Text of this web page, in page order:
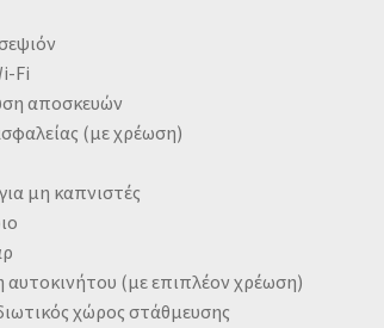
Fi
αποσκευών
(με χρέωση)
μη καπνιστές
αυτοκινήτου (με επιπλέον χρέωση)
χώρος στάθμευσης